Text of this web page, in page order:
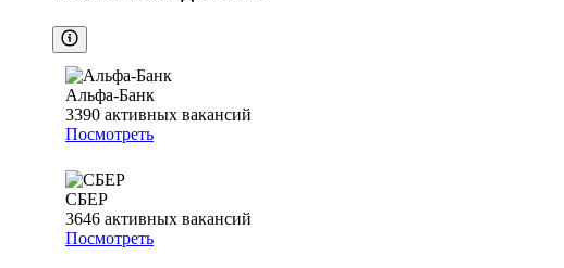
Альфа-Банк
3390 активных вакансий
Посмотреть
СБЕР
3646 активных вакансий
Посмотреть